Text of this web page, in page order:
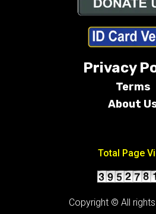
Privacy
Terms
About
Total Page
Copyright © All